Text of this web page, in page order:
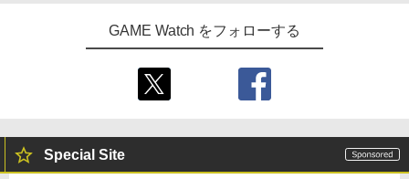
GAME Watch をフォローする
Special Site